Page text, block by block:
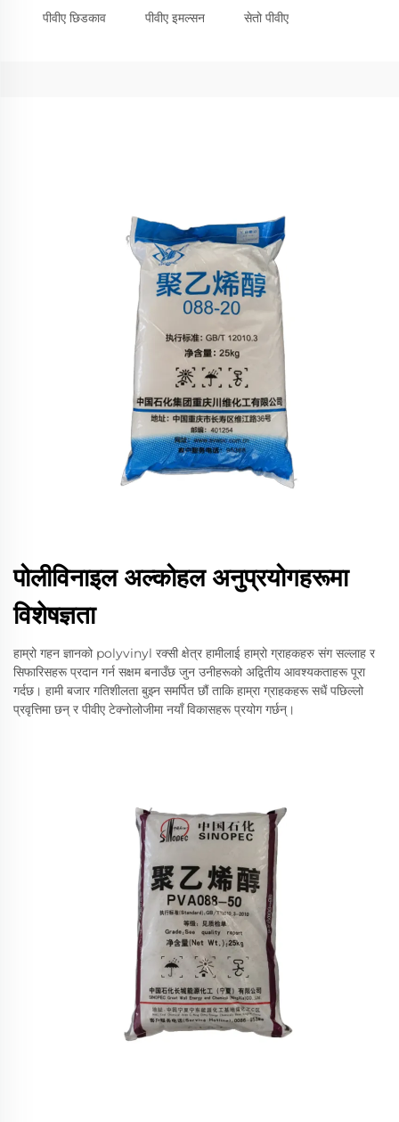
पीवीए छिडकाव पीवीए इमल्सन सेतो पीवीए
पोलीविनाइल अल्कोहल अनुप्रयोगहरूमा
विशेषज्ञता
हाम्रो गहन ज्ञानको polyvinyl रक्सी क्षेत्र हामीलाई हाम्रो ग्राहकहरु संग सल्लाह र
सिफारिसहरू प्रदान गर्न सक्षम बनाउँछ जुन उनीहरूको अद्वितीय आवश्यकताहरू पूरा
गर्दछ। हामी बजार गतिशीलता बुझ्न समर्पित छौं ताकि हाम्रा ग्राहकहरू सधैं पछिल्लो
प्रवृत्तिमा छन् र पीवीए टेक्नोलोजीमा नयाँ विकासहरू प्रयोग गर्छन्।